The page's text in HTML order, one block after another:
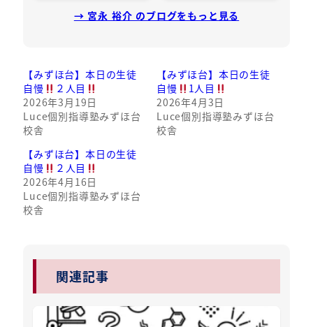
→ 宮永 裕介 のブログをもっと見る
【みずほ台】本日の生徒
自慢
２人目
2026年3月19日
Luce個別指導塾みずほ台
校舎
【みずほ台】本日の生徒
自慢
1人目
2026年4月3日
Luce個別指導塾みずほ台
校舎
【みずほ台】本日の生徒
自慢
２人目
2026年4月16日
Luce個別指導塾みずほ台
校舎
関連記事